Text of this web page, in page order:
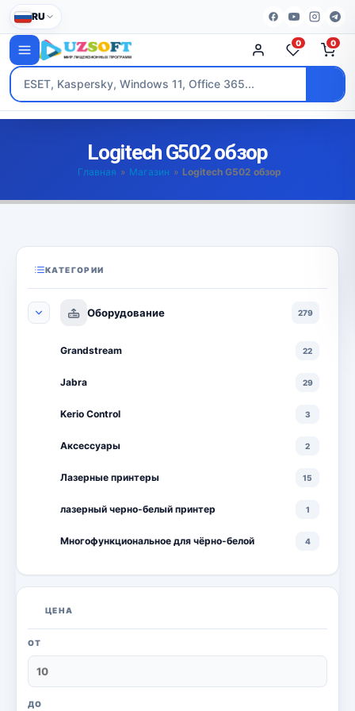
RU
0 0
Logitech G502 обзор
Главная » Магазин » Logitech G502 обзор
КАТЕГОРИИ
Оборудование 279
Grandstream 22
Jabra 29
Kerio Control 3
Аксессуары 2
Лазерные принтеры 15
лазерный черно-белый принтер 1
Многофункциональное для чёрно-белой 4
Многофункциональные лазерные принтеры 18
принтеры
ЦЕНА
ОТ
ДО